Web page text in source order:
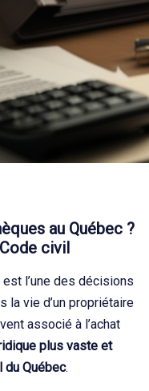
au Québec ?
civil
est l’une des décisions
la vie d’un propriétaire
associé à l’achat
plus vaste et
du Québec.